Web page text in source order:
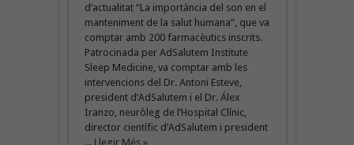
d’actualitat “La importància del son en el
manteniment de la salut humana”, que va
comptar amb 200 farmacèutics inscrits.
Patrocinada per AdSalutem Institute
Sleep Medicine, va comptar amb les
intervencions del Dr. Antoni Esteve,
president d’AdSalutem i el Dr. Álex
Iranzo, neuròleg de l’Hospital Clínic,
director científic d’AdSalutem i president
... Llegir Més »